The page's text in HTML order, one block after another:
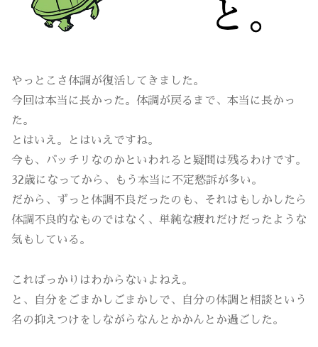
やっとこさ体調が復活してきました。
今回は本当に長かった。体調が戻るまで、本当に長かっ
た。
とはいえ。とはいえですね。
今も、バッチリなのかといわれると疑問は残るわけです。
32歳になってから、もう本当に不定愁訴が多い。
だから、ずっと体調不良だったのも、それはもしかしたら
体調不良的なものではなく、単純な疲れだけだったような
気もしている。
こればっかりはわからないよねえ。
と、自分をごまかしごまかしで、自分の体調と相談という
名の抑えつけをしながらなんとかかんとか過ごした。